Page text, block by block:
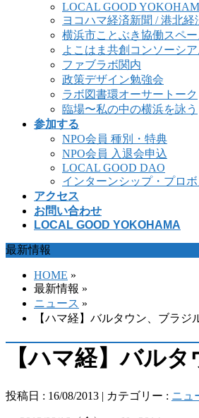
LOCAL GOOD
ヨコハマ経済新聞 / 港北経
横浜市ことぶき協働スペー
よこはま共創コンソーシ
ファブラボ関内
政策デザイン勉強会
ラボ図書環オーサートーク
臨場〜私の中の横浜を詠う
参加する
NPO会員 種別・特典
NPO会員 入退会申込
LOCAL GOOD DAO
インターンシップ・プロ
アクセス
お問い合わせ
LOCAL GOOD YOKOHAMA
最新情報
HOME »
最新情報 »
ニュース »
【ハマ経】バルタウン、ブラ
【ハマ経】バル
投稿日 : 16/08/2013 | カテゴリー : ニュ